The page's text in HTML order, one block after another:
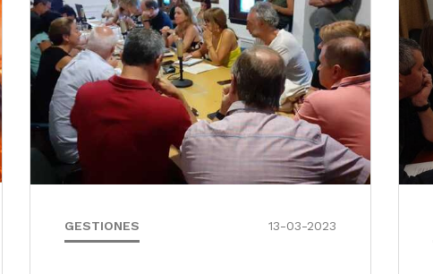
GESTIONES 13-03-2023